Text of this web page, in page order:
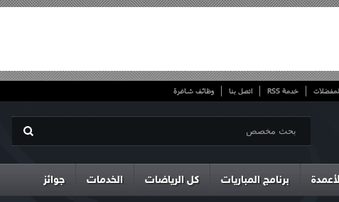
خدمة RSS اتصل بنا وظائف شاغرة
برنامج المباريات كل الرياضات الخدمات جوائز